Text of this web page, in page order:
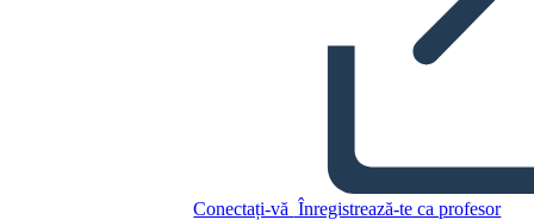
Conectați-vă Înregistrează-te ca profesor